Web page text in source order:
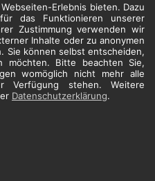
Erlebnis bieten. Dazu
das Funktionieren unserer
Zustimmung verwenden wir
Inhalte oder zu anonymen
Sie können selbst entscheiden,
möchten. Bitte beachten Sie,
womöglich nicht mehr alle
Verfügung stehen. Weitere
Datenschutzerklärung.